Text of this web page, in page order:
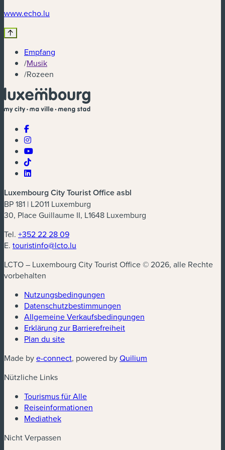
www.echo.lu
Empfang
/Musik
/Rozeen
Luxembourg City Tourist Office asbl
BP 181 | L2011 Luxemburg
30, Place Guillaume II, L1648 Luxemburg
Tel. +352 22 28 09
E. touristinfo@lcto.lu
LCTO – Luxembourg City Tourist Office © 2026, alle Rechte
vorbehalten
Nutzungsbedingungen
Datenschutzbestimmungen
Allgemeine Verkaufsbedingungen
Erklärung zur Barrierefreiheit
Plan du site
Made bye-connect(neues Fenster)
, powered byQuilium
Nützliche Links
Tourismus für Alle
Reiseinformationen
Mediathek
Nicht Verpassen